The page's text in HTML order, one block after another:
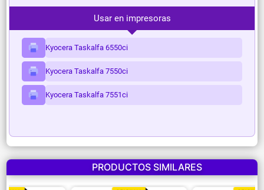
Usar en impresoras
Kyocera Taskalfa 6550ci
Kyocera Taskalfa 7550ci
Kyocera Taskalfa 7551ci
PRODUCTOS SIMILARES